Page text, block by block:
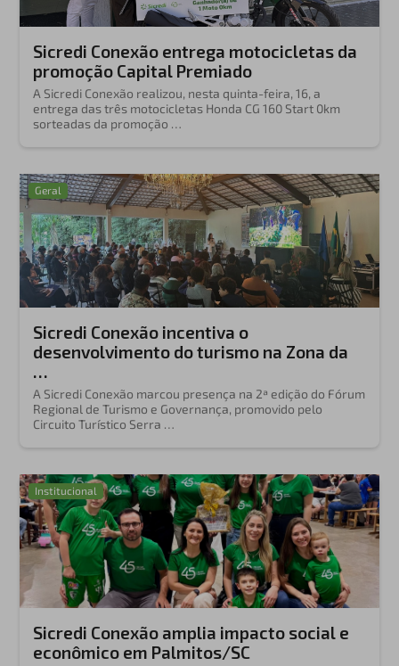
Sicredi Conexão entrega motocicletas da
promoção Capital Premiado
A Sicredi Conexão realizou, nesta quinta-feira, 16, a
entrega das três motocicletas Honda CG 160 Start 0km
sorteadas da promoção …
Geral
Sicredi Conexão incentiva o
desenvolvimento do turismo na Zona da
…
A Sicredi Conexão marcou presença na 2ª edição do Fórum
Regional de Turismo e Governança, promovido pelo
Circuito Turístico Serra …
Institucional
Sicredi Conexão amplia impacto social e
econômico em Palmitos/SC